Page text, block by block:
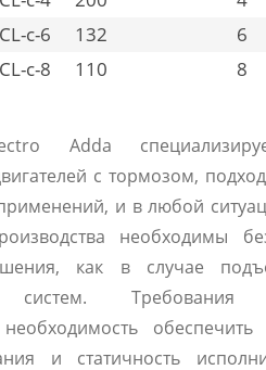
c-6
132
6
c-8
110 8
Adda
с тормозом,
и в любой
необходимы
как в случае
систем. Требования
обеспечить
и статичность